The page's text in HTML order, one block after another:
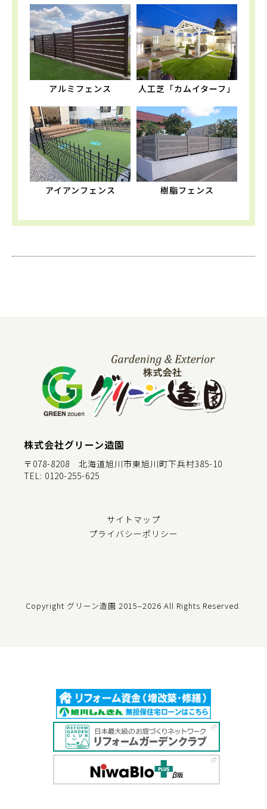
アルミフェンス 人工芝「カムイターフ」
アイアンフェンス 樹脂フェンス
株式会社グリーン造園
〒078-8208 北海道旭川市東旭川町下兵村385-10
TEL: 0120-255-625
サイトマップ
プライバシーポリシー
Copyright グリーン造園 2015–2026 All Rights Reserved.